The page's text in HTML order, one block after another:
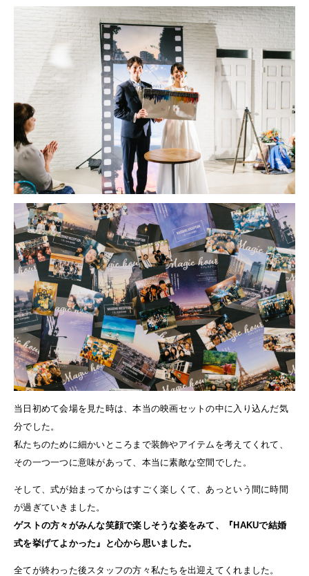
当日初めて会場を見た時は、本当の映画セットの中に入り込んだ気
分でした。
私たちのために細かいところまで装飾やアイテムを考えてくれて、
その一つ一つに意味があって、本当に素敵な空間でした。
そして、式が始まってからはすごく楽しくて、あっという間に時間
が過ぎていきました。
ゲストの方々がみんな笑顔で楽しそうな姿をみて、『HAKUで結婚
式を挙げてよかった』と心から思いました。
全てが終わった後スタッフの方々私たちを出迎えてくれました。